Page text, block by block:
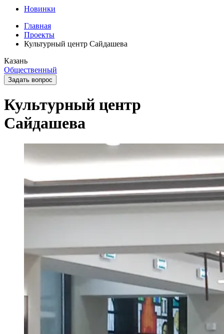
Новинки
Главная
Проекты
Культурный центр Сайдашева
Казань
Общественный
Задать вопрос
Культурный центр
Сайдашева